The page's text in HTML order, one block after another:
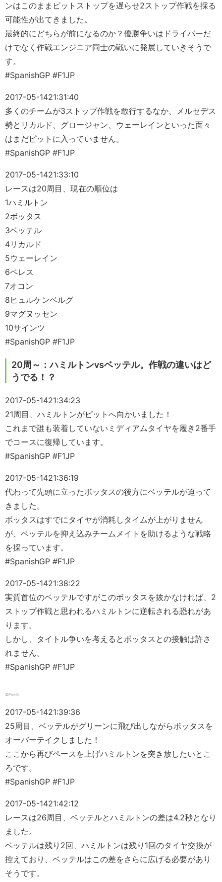
ンはこのままピットストップを遅らせ2ストップ作戦を採る
可能性が出てきました。
最終的にどちらが前になるのか？優勝争いはドライバーだ
けでなく作戦エンジニア同士の戦いに発展していきそうで
す。
#SpanishGP #F1JP
2017-05-1421:31:40
多くのチームが3ストップ作戦を敢行するなか、メルセデス
勢とリカルド、グロージャン、ウェーレインといった面々
はまだピットに入っていません。
#SpanishGP #F1JP
2017-05-1421:33:10
レースは20周目、現在の順位は
1ハミルトン
2ボッタス
3ベッテル
4リカルド
5ウェーレイン
6ペレス
7オコン
8ヒュルケンベルグ
9マグヌッセン
10サインツ
#SpanishGP #F1JP
20周～：ハミルトンvsベッテル。作戦の違いはど
うでる！？
2017-05-1421:34:23
21周目、ハミルトンがピットへ向かいました！
これまで誰も装着していないミディアムタイヤを履き2番手
でコースに復帰しています。
#SpanishGP #F1JP
2017-05-1421:36:19
代わって先頭に立ったボッタスの後方にベッテルが迫って
きました。
ボッタスはすでにタイヤが消耗しタイムが上がりません
が、ベッテルを抑え込みチームメイトを助けるような戦略
を採っています。
#SpanishGP #F1JP
2017-05-1421:38:22
実質首位のベッテルですがこのボッタスを抜かなければ、2
ストップ作戦と思われるハミルトンに逆転される恐れがあ
ります。
しかし、タイトル争いを考えるとボッタスとの接触は許さ
れません。
#SpanishGP #F1JP
©Pirelli
2017-05-1421:39:36
25周目、ベッテルがグリーンに飛び出しながらボッタスを
オーバーテイクしました！
ここから再びペースを上げハミルトンを突き放したいとこ
ろです。
#SpanishGP #F1JP
2017-05-1421:42:12
レースは26周目、ベッテルとハミルトンの差は4.2秒となり
ました。
ベッテルは残り2回、ハミルトンは残り1回のタイヤ交換が
控えており、ベッテルはこの差をさらに広げる必要があり
そうです。